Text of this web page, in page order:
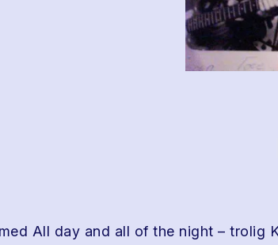
All day and all of the night – trolig